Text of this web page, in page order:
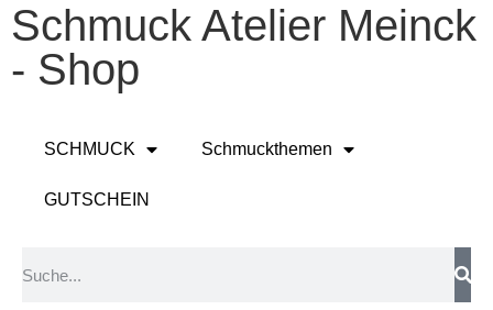
Schmuck Atelier Meinck
- Shop
SCHMUCK Schmuckthemen
GUTSCHEIN